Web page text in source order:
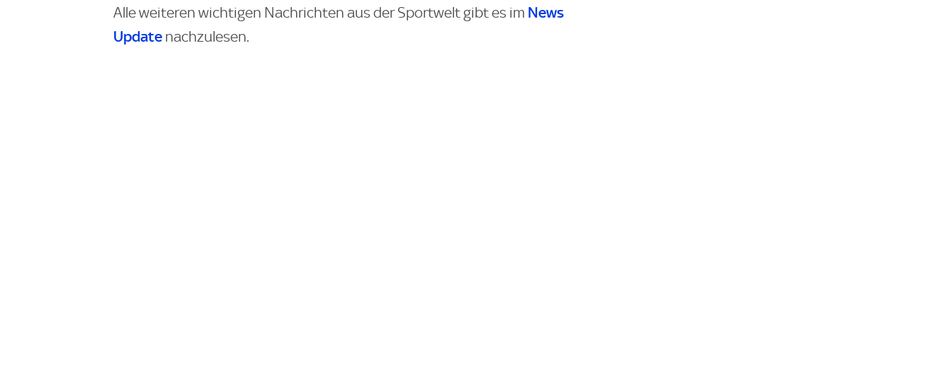
Alle weiteren wichtigen Nachrichten aus der Sportwelt gibt es im News
Update nachzulesen.